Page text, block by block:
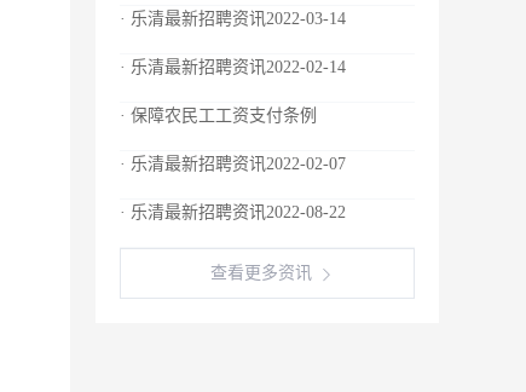
· 乐清最新招聘资讯2022-03-14
· 乐清最新招聘资讯2022-02-14
· 保障农民工工资支付条例
· 乐清最新招聘资讯2022-02-07
· 乐清最新招聘资讯2022-08-22
查看更多资讯